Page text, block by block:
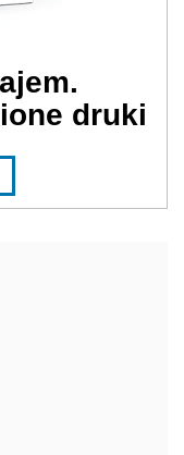
druki